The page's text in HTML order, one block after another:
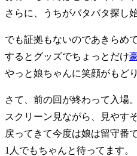
さらに、うちがバタバタ探し
でも証拠もないのであきらめ
するとグッズでちょっとだけ
やっと娘ちゃんに笑顔がもど
さて、前の回が終わって入場。
スクリーン見ながら、見やす
戻ってきて今度は娘は留守番
1人でもちゃんと待ってます。